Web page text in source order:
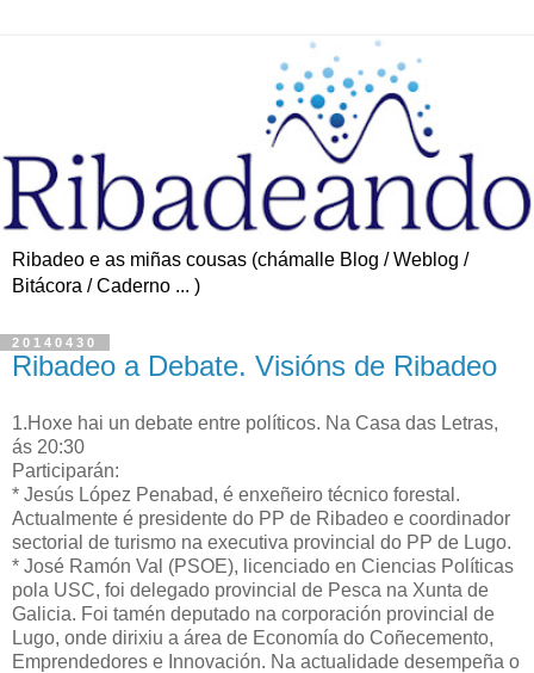
Ribadeo e as miñas cousas (chámalle Blog / Weblog /
Bitácora / Caderno ... )
20140430
Ribadeo a Debate. Visións de Ribadeo
1.Hoxe hai un debate entre políticos. Na Casa das Letras,
ás 20:30
Participarán:
* Jesús López Penabad, é enxeñeiro técnico forestal.
Actualmente é presidente do PP de Ribadeo e coordinador
sectorial de turismo na executiva provincial do PP de Lugo.
* José Ramón Val (PSOE), licenciado en Ciencias Políticas
pola USC, foi delegado provincial de Pesca na Xunta de
Galicia. Foi tamén deputado na corporación provincial de
Lugo, onde dirixiu a área de Economía do Coñecemento,
Emprendedores e Innovación. Na actualidade desempeña o